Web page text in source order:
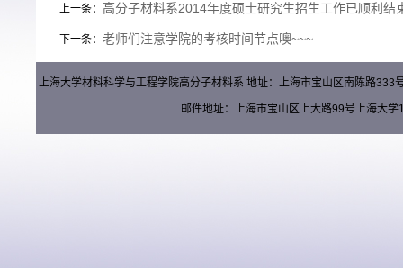
上一条： 高分子材料系2014年度硕士研究生招生工作已顺利结
下一条： 老师们注意学院的考核时间节点噢~~~
上海大学材料科学与工程学院高分子材料系 地址：上海市宝山区南陈路
邮件地址：上海市宝山区上大路99号上海大